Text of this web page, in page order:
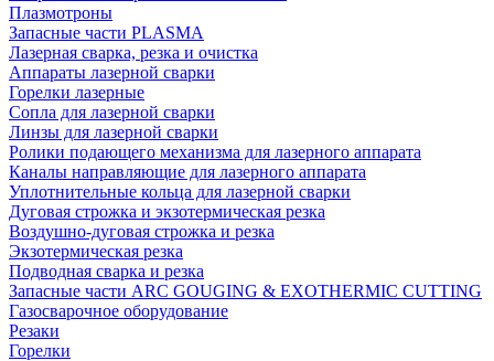
Плазмотроны
Запасные части PLASMA
Лазерная сварка, резка и очистка
Аппараты лазерной сварки
Горелки лазерные
Сопла для лазерной сварки
Линзы для лазерной сварки
Ролики подающего механизма для лазерного аппарата
Каналы направляющие для лазерного аппарата
Уплотнительные кольца для лазерной сварки
Дуговая строжка и экзотермическая резка
Воздушно-дуговая строжка и резка
Экзотермическая резка
Подводная сварка и резка
Запасные части ARC GOUGING & EXOTHERMIC CUTTING
Газосварочное оборудование
Резаки
Горелки